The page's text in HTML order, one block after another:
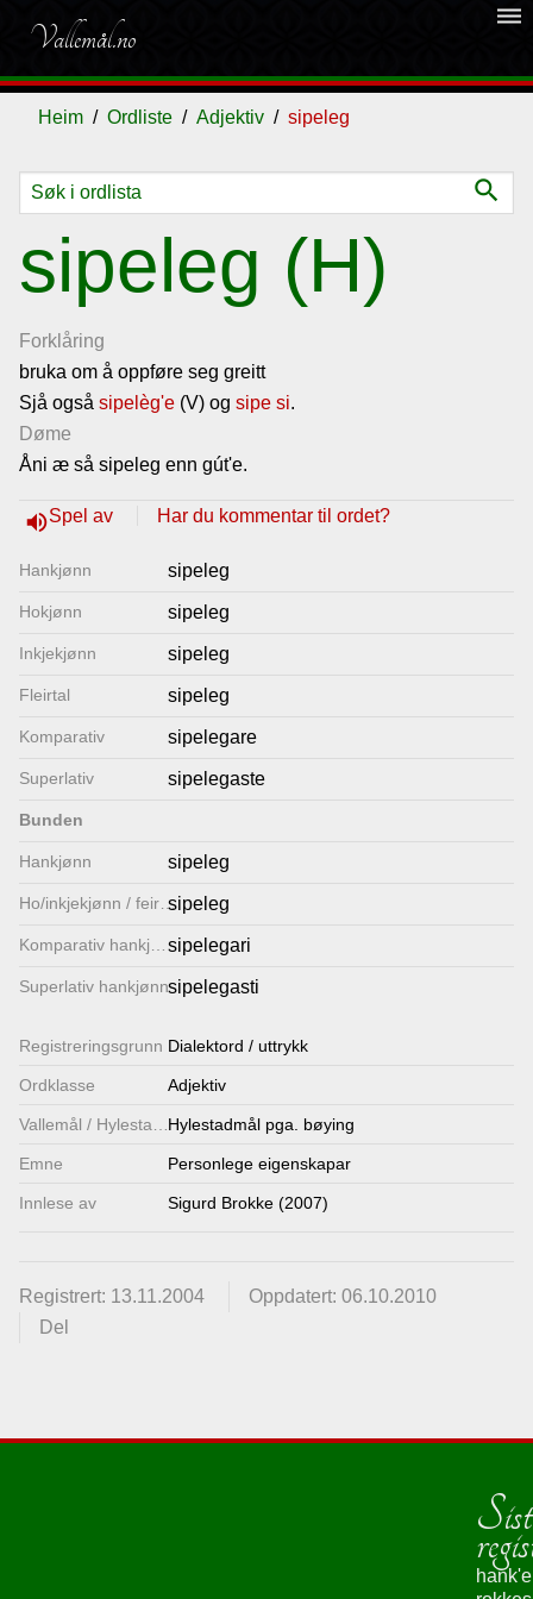
Vallemål.no
dehaze
Heim Ordliste Adjektiv sipeleg
search
sipeleg (H)
Forklåring
bruka om å oppføre seg greitt
Sjå også sipelèg'e (V) og sipe si.
Døme
Åni æ så sipeleg enn gút'e.
volume_upSpel av Har du kommentar til ordet?
Hankjønn sipeleg
Hokjønn sipeleg
Inkjekjønn sipeleg
Fleirtal sipeleg
Komparativ sipelegare
Superlativ sipelegaste
Bunden
Hankjønn sipeleg
Ho/inkjekjønn / feirtal
sipeleg
sipelegari
Superlativ hankjønnsipelegasti
Registrerings­grunn Dialektord / uttrykk
Ordklasse Adjektiv
Hylestadmål pga. bøying
Emne Personlege eigenskapar
Innlese av Sigurd Brokke (2007)
Registrert: 13.11.2004
Oppdatert: 06.10.2010
Del
Ordliste
Om
vallemålet
Gjestebok
Lenkjer
Kontakt
oss
hank'e